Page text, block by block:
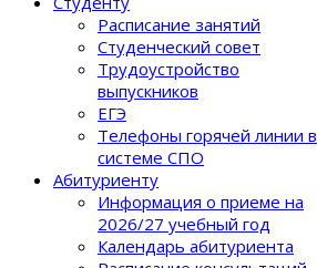
Расписание занятий
Студенческий совет
Трудоустройство
выпускников
ЕГЭ
Телефоны горячей линии в
системе СПО
Абитуриенту
Информация о приеме на
2026/27 учебный год
Календарь абитуриента